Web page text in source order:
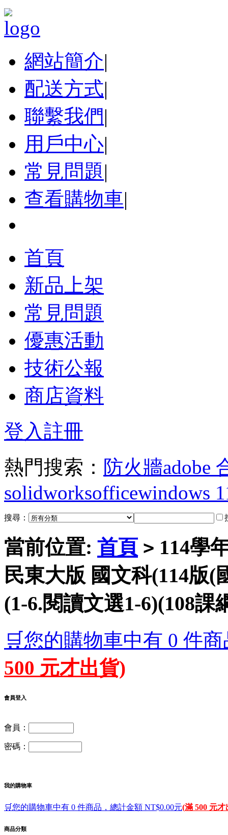
網站簡介|
配送方式|
聯繫我們|
用戶中心|
常見問題|
查看購物車|
首頁
新品上架
常見問題
優惠活動
技術公報
商店資料
登入註冊
熱門搜索： 防火牆adobe
solidworksofficewindows
搜尋：
當前位置: 首頁 > 114學
民東大版 國文科(114版(
(1-6.閱讀文選1-6)(108課
🛒您的購物車中有 0 件
500 元才出貨)
會員登入
會員：
密碼：
我的購物車
🛒您的購物車中有 0 件商品，總計金額 NT$0.00元(滿 500 元才
商品分類